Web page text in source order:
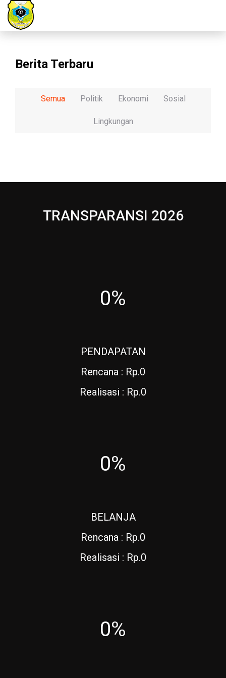
Berita Terbaru
Semua Politik Ekonomi Sosial
Lingkungan
TRANSPARANSI 2026
0%
PENDAPATAN
Rencana : Rp.0
Realisasi : Rp.0
0%
BELANJA
Rencana : Rp.0
Realisasi : Rp.0
0%